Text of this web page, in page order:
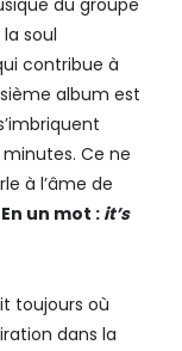
du groupe
soul
contribue à
album est
Ce ne
à l’âme de
En un mot : it’s
toujours où
dans la